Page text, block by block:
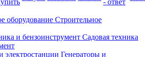
- ответ
Строительное
Садовая техника
Генераторы и